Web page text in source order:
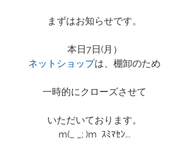
まずはお知らせです。
本日7日(月）
ネットショップは、棚卸のため
一時的にクローズさせて
いただいております。
m(_ _; )m  ｽﾐﾏｾﾝ...